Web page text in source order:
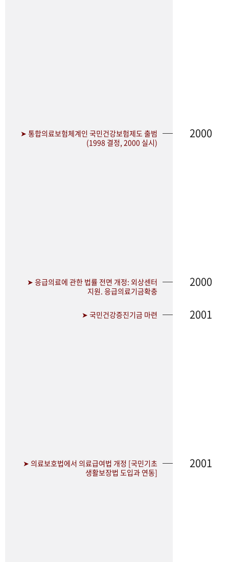
➤ 통합의료보험체계인 국민건강보험제도 출범
(1998 결정, 2000 실시)
2000
➤ 응급의료에 관한 법률 전면 개정: 외상센터
지원. 응급의료기금확충
2000
➤ 국민건강증진기금 마련 2001
➤ 의료보호법에서 의료급여법 개정 [국민기초
생활보장법 도입과 연동]
2001